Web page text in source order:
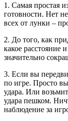
1. Самая простая
готовности. Нет
всех от лунки –
2. До того, как
какое расстояние
значительно
3. Если вы
по игре. Просто
удара. Или
удара пешком.
наблюдение за